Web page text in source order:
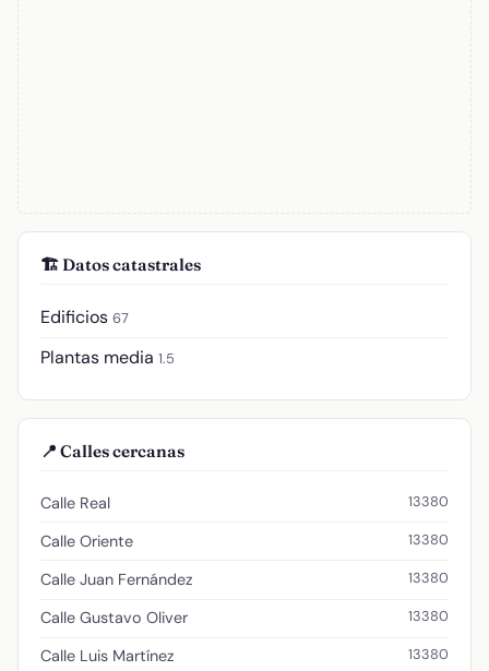
🏗️ Datos catastrales
Edificios 67
Plantas media 1.5
📍 Calles cercanas
Calle Real 13380
Calle Oriente 13380
Calle Juan Fernández 13380
Calle Gustavo Oliver 13380
Calle Luis Martínez 13380